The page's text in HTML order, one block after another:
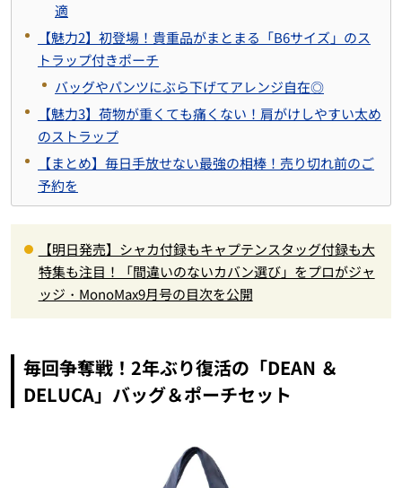
適
【魅力2】初登場！貴重品がまとまる「B6サイズ」のス
トラップ付きポーチ
バッグやパンツにぶら下げてアレンジ自在◎
【魅力3】荷物が重くても痛くない！肩がけしやすい太め
のストラップ
【まとめ】毎日手放せない最強の相棒！売り切れ前のご
予約を
【明日発売】シャカ付録もキャプテンスタッグ付録も大
特集も注目！「間違いのないカバン選び」をプロがジャ
ッジ・MonoMax9月号の目次を公開
毎回争奪戦！2年ぶり復活の「DEAN ＆
DELUCA」バッグ＆ポーチセット